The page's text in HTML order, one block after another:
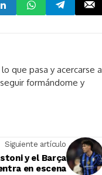
que pasa y acercarse a
formándome y
Siguiente artículo
y el Barça
en escena